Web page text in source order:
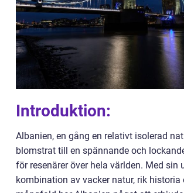
Introduktion:
Albanien, en gång en relativt isolerad
blomstrat till en spännande och
för resenärer över hela världen. Med sin
kombination av vacker natur, rik historia